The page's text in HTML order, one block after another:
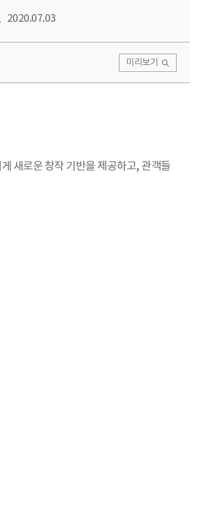
2020.07.03
미리보기
새로운 창작 기반을 제공하고, 관객들